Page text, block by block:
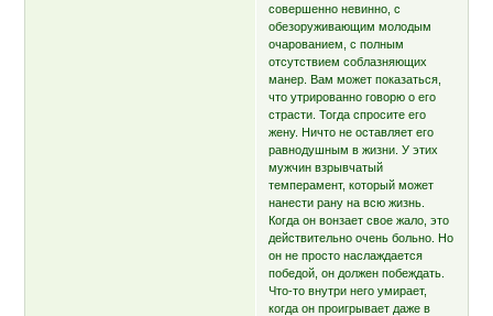
совершенно невинно, с
обезоруживающим молодым
очарованием, с полным
отсутствием соблазняющих
манер. Вам может показаться,
что утрированно говорю о его
страсти. Тогда спросите его
жену. Ничто не оставляет его
равнодушным в жизни. У этих
мужчин взрывчатый
темперамент, который может
нанести рану на всю жизнь.
Когда он вонзает свое жало, это
действительно очень больно. Но
он не просто наслаждается
победой, он должен побеждать.
Что-то внутри него умирает,
когда он проигрывает даже в